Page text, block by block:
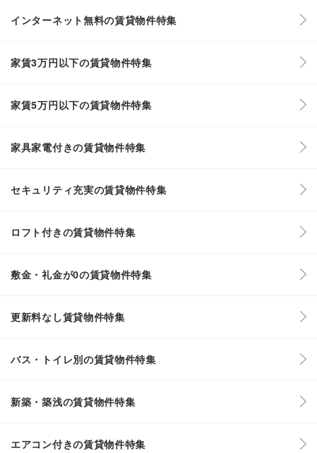
インターネット無料の賃貸物件特集
家賃3万円以下の賃貸物件特集
家賃5万円以下の賃貸物件特集
家具家電付きの賃貸物件特集
セキュリティ充実の賃貸物件特集
ロフト付きの賃貸物件特集
敷金・礼金が0の賃貸物件特集
更新料なし賃貸物件特集
バス・トイレ別の賃貸物件特集
新築・築浅の賃貸物件特集
エアコン付きの賃貸物件特集